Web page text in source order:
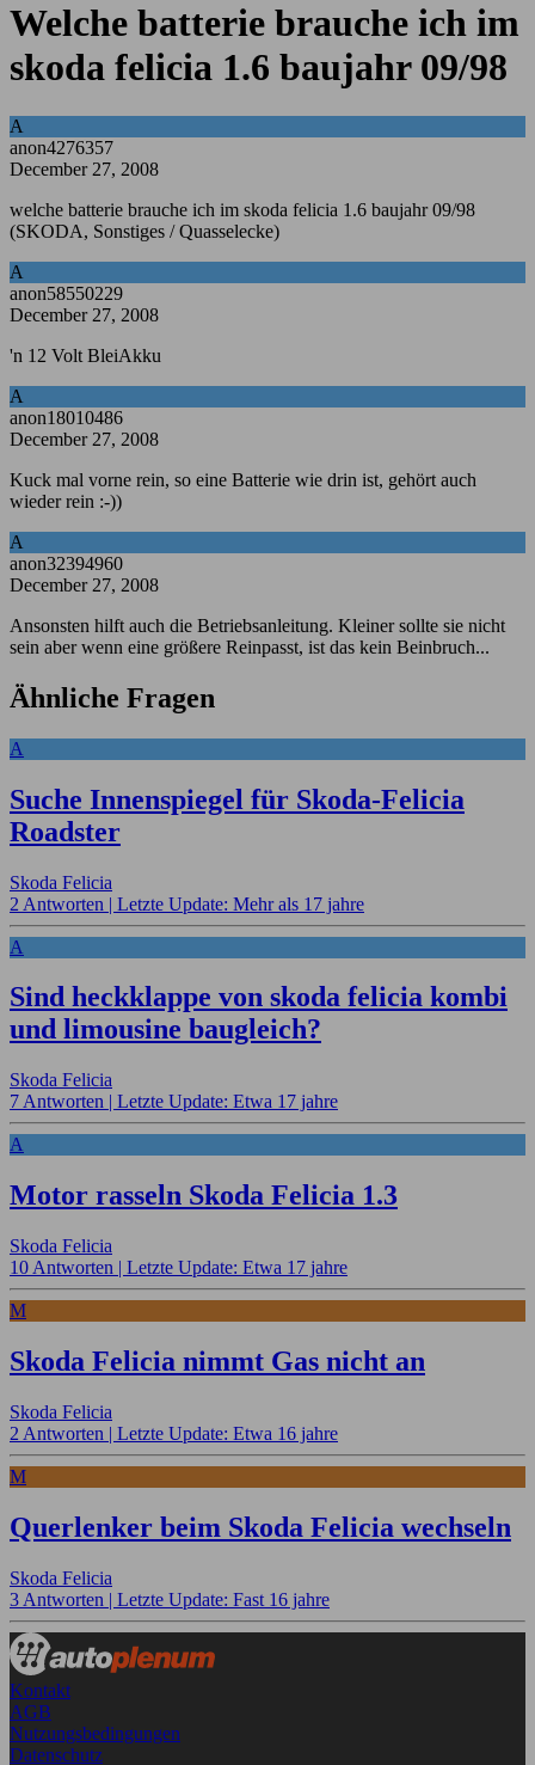
Welche batterie brauche ich im
skoda felicia 1.6 baujahr 09/98
A
anon4276357
December 27, 2008
welche batterie brauche ich im skoda felicia 1.6 baujahr 09/98
(SKODA, Sonstiges / Quasselecke)
A
anon58550229
December 27, 2008
'n 12 Volt BleiAkku
A
anon18010486
December 27, 2008
Kuck mal vorne rein, so eine Batterie wie drin ist, gehört auch
wieder rein :-))
A
anon32394960
December 27, 2008
Ansonsten hilft auch die Betriebsanleitung. Kleiner sollte sie nicht
sein aber wenn eine größere Reinpasst, ist das kein Beinbruch...
Ähnliche Fragen
A
Suche Innenspiegel für Skoda-Felicia
Roadster
Skoda Felicia
2 Antworten | Letzte Update: Mehr als 17 jahre
A
Sind heckklappe von skoda felicia kombi
und limousine baugleich?
Skoda Felicia
7 Antworten | Letzte Update: Etwa 17 jahre
A
Motor rasseln Skoda Felicia 1.3
Skoda Felicia
10 Antworten | Letzte Update: Etwa 17 jahre
M
Skoda Felicia nimmt Gas nicht an
Skoda Felicia
2 Antworten | Letzte Update: Etwa 16 jahre
M
Querlenker beim Skoda Felicia wechseln
Skoda Felicia
3 Antworten | Letzte Update: Fast 16 jahre
Kontakt
AGB
Nutzungsbedingungen
Datenschutz